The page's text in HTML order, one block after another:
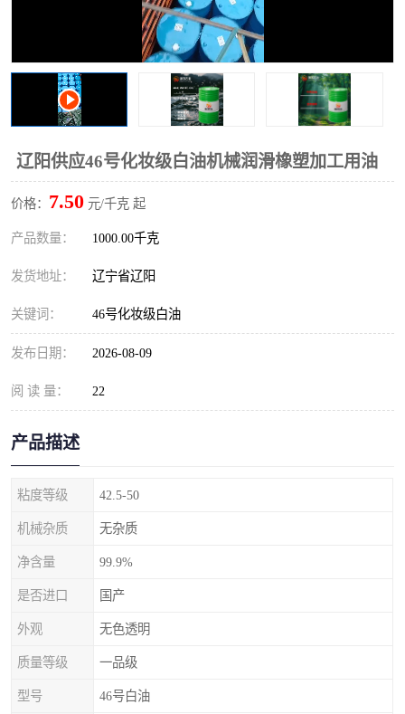
辽阳供应46号化妆级白油机械润滑橡塑加工用油
价格： 7.50 元/千克 起
产品数量： 1000.00千克
发货地址： 辽宁省辽阳
关键词： 46号化妆级白油
发布日期： 2026-08-09
阅 读 量： 22
产品描述
粘度等级 42.5-50
机械杂质 无杂质
净含量 99.9%
是否进口 国产
外观 无色透明
质量等级 一品级
型号 46号白油